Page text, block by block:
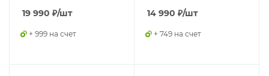
19 990 ₽/шт
+ 999 на счет
14 990 ₽/шт
+ 749 на счет